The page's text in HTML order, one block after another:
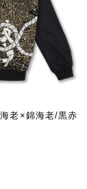
老×錦海老/黒赤